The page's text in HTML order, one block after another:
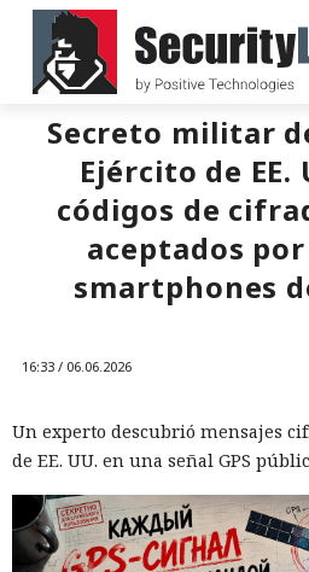
Secreto militar
Ejército de EE.
códigos de
aceptados
smartphones
16:33 / 06.06.2026
Un experto descubrió mensajes
de EE. UU. en una señal GPS